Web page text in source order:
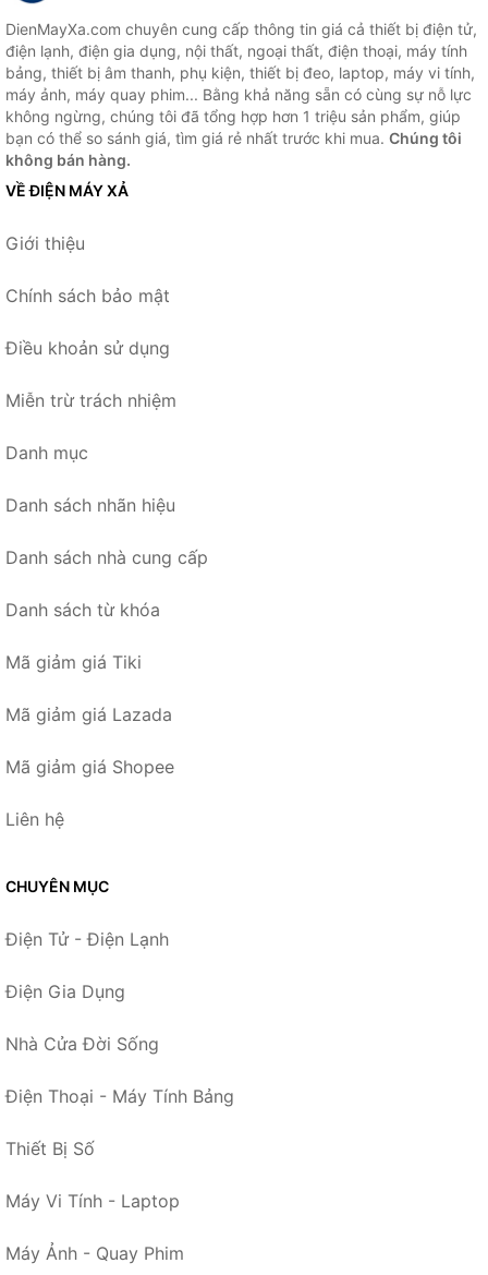
DienMayXa.com chuyên cung cấp thông tin giá cả thiết bị điện tử,
điện lạnh, điện gia dụng, nội thất, ngoại thất, điện thoại, máy tính
bảng, thiết bị âm thanh, phụ kiện, thiết bị đeo, laptop, máy vi tính,
máy ảnh, máy quay phim... Bằng khả năng sẵn có cùng sự nỗ lực
không ngừng, chúng tôi đã tổng hợp hơn 1 triệu sản phẩm, giúp
bạn có thể so sánh giá, tìm giá rẻ nhất trước khi mua. Chúng tôi
không bán hàng.
VỀ ĐIỆN MÁY XẢ
Giới thiệu
Chính sách bảo mật
Điều khoản sử dụng
Miễn trừ trách nhiệm
Danh mục
Danh sách nhãn hiệu
Danh sách nhà cung cấp
Danh sách từ khóa
Mã giảm giá Tiki
Mã giảm giá Lazada
Mã giảm giá Shopee
Liên hệ
CHUYÊN MỤC
Điện Tử - Điện Lạnh
Điện Gia Dụng
Nhà Cửa Đời Sống
Điện Thoại - Máy Tính Bảng
Thiết Bị Số
Máy Vi Tính - Laptop
Máy Ảnh - Quay Phim